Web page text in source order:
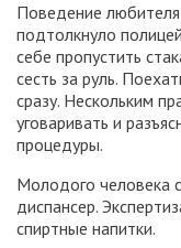
Поведение
подтолкнуло
себе пропустить
сесть за руль.
сразу. Нескольким
уговаривать и
процедуры.
Молодого человека
диспансер.
спиртные напитки.